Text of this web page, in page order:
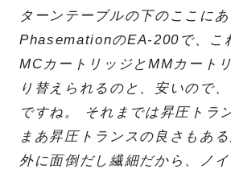
ターンテーブルの下のここにあ
PhasemationのEA-200で、こ
MCカートリッジとMMカート
り替えられるのと、安いので
ですね。 それまでは昇圧トラ
まあ昇圧トランスの良さもあ
外に面倒だし繊細だから、ノ